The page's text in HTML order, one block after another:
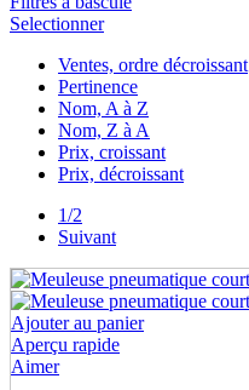
Selectionner
Ventes, ordre décroissant
Pertinence
Nom, A à Z
Nom, Z à A
Prix, croissant
Prix, décroissant
1/2
Suivant
Ajouter au panier
Aperçu rapide
Aimer